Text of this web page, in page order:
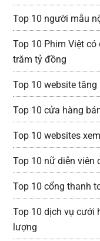
Top 10 người mẫu
Top 10 Phim Việt
trăm tỷ đồng
Top 10 website
Top 10 cửa hàng
Top 10 websites
Top 10 nữ diễn viên
Top 10 cổng thanh
Top 10 dịch vụ cưới
lượng